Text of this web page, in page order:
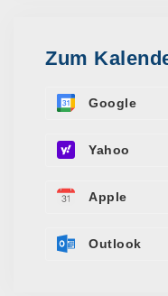
Zum
Google
Yahoo
Apple
Outlook